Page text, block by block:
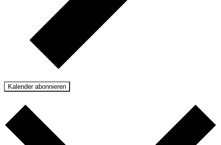
Kalender abonnieren